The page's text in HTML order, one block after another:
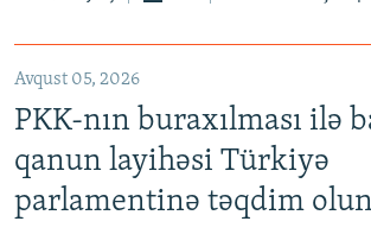
Avqust 05, 2026
PKK-nın buraxılması ilə
qanun layihəsi Türkiyə
parlamentinə təqdim